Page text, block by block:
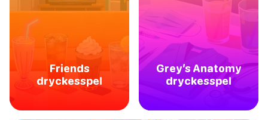
Friends
dryckesspel
Grey’s Anatomy
dryckesspel